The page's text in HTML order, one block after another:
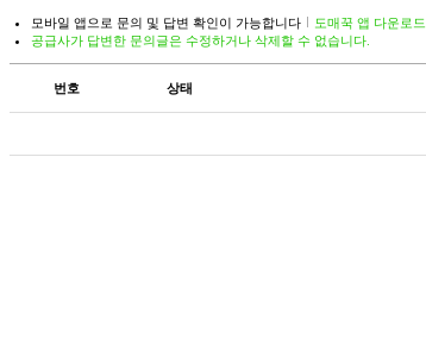
모바일 앱으로 문의 및 답변 확인이 가능합니다
도매꾹 앱 다운로드
공급사가 답변한 문의글은 수정하거나 삭제할 수 없습니다.
번호 상태